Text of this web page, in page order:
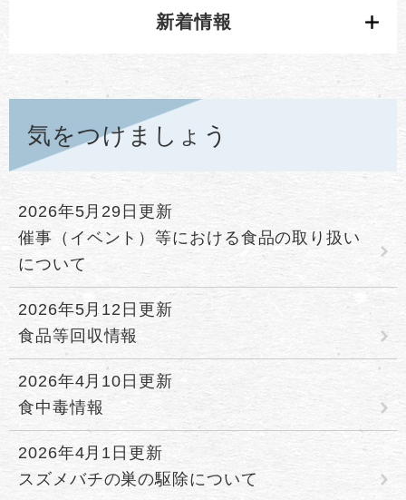
新着情報
気をつけましょう
2026年5月29日更新
催事（イベント）等における食品の取り扱い
について
2026年5月12日更新
食品等回収情報
2026年4月10日更新
食中毒情報
2026年4月1日更新
スズメバチの巣の駆除について